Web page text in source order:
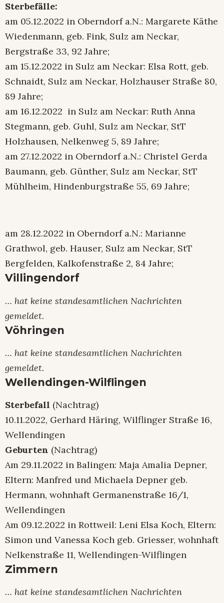
Sterbefälle:
am 05.12.2022 in Oberndorf a.N.: Margarete Käthe
Wiedenmann, geb. Fink, Sulz am Neckar,
Bergstraße 33, 92 Jahre;
am 15.12.2022 in Sulz am Neckar: Elsa Rott, geb.
Schnaidt, Sulz am Neckar, Holzhauser Straße 80,
89 Jahre;
am 16.12.2022 in Sulz am Neckar: Ruth Anna
Stegmann, geb. Guhl, Sulz am Neckar, StT
Holzhausen, Nelkenweg 5, 89 Jahre;
am 27.12.2022 in Oberndorf a.N.: Christel Gerda
Baumann, geb. Günther, Sulz am Neckar, StT
Mühlheim, Hindenburgstraße 55, 69 Jahre;
am 28.12.2022 in Oberndorf a.N.: Marianne
Grathwol, geb. Hauser, Sulz am Neckar, StT
Bergfelden, Kalkofenstraße 2, 84 Jahre;
Villingendorf
… hat keine standesamtlichen Nachrichten
gemeldet.
Vöhringen
… hat keine standesamtlichen Nachrichten
gemeldet.
Wellendingen-Wilflingen
Sterbefall (Nachtrag)
10.11.2022, Gerhard Häring, Wilflinger Straße 16,
Wellendingen
Geburten (Nachtrag)
Am 29.11.2022 in Balingen: Maja Amalia Depner,
Eltern: Manfred und Michaela Depner geb.
Hermann, wohnhaft Germanenstraße 16/1,
Wellendingen
Am 09.12.2022 in Rottweil: Leni Elsa Koch, Eltern:
Simon und Vanessa Koch geb. Griesser, wohnhaft
Nelkenstraße 11, Wellendingen-Wilflingen
Zimmern
… hat keine standesamtlichen Nachrichten